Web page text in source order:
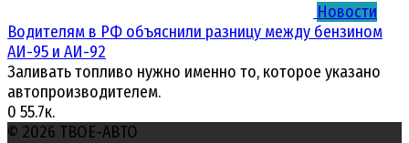
Новости
Водителям в РФ объяснили разницу между бензином
АИ-95 и АИ-92
Заливать топливо нужно именно то, которое указано
автопроизводителем.
0 55.7к.
© 2026 ТВОЕ-АВТО